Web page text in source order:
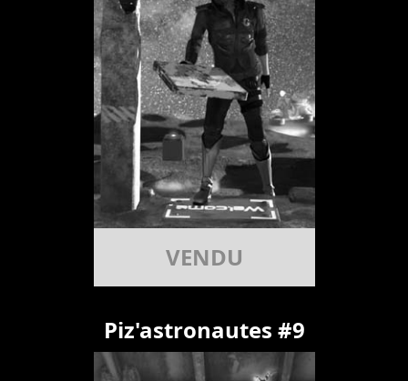
VENDU
Piz'astronautes #9